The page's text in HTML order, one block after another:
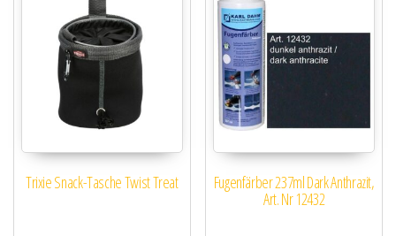
Trixie Snack-Tasche Twist Treat Fugenfärber 237ml Dark Anthrazit,
Art. Nr 12432